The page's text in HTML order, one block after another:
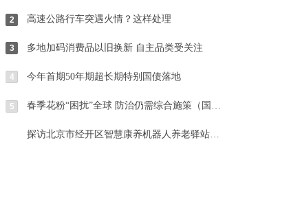
高速公路行车突遇火情？这样处理
多地加码消费品以旧换新 自主品类受关注
今年首期50年期超长期特别国债落地
春季花粉“困扰”全球 防治仍需综合施策（国际视点）
探访北京市经开区智慧康养机器人养老驿站 科技与温暖相伴相融